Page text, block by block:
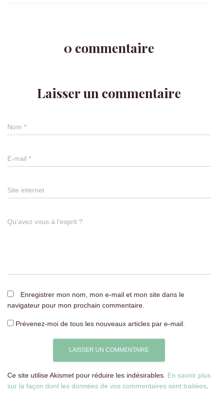
0 commentaire
Laisser un commentaire
Nom *
E-mail *
Site internet
Qu’avez vous à l’esprit ?
Enregistrer mon nom, mon e-mail et mon site dans le
navigateur pour mon prochain commentaire.
Prévenez-moi de tous les nouveaux articles par e-mail.
Ce site utilise Akismet pour réduire les indésirables. En savoir plus
sur la façon dont les données de vos commentaires sont traitées